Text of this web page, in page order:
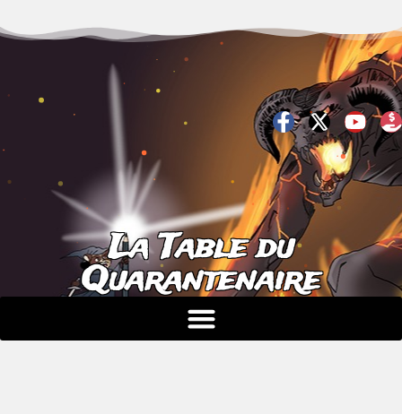
La Table du
Quarantenaire